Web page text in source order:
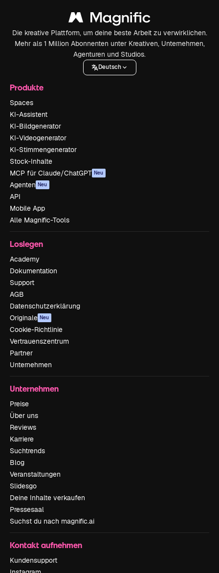
Die kreative Plattform, um deine beste Arbeit zu verwirklichen.
Mehr als 1 Million Abonnenten unter Kreativen, Unternehmen,
Agenturen und Studios.
Deutsch
Produkte
Spaces
KI-Assistent
KI-Bildgenerator
KI-Videogenerator
KI-Stimmengenerator
Stock-Inhalte
MCP für Claude/ChatGPT Neu
Agenten Neu
API
Mobile App
Alle Magnific-Tools
Loslegen
Academy
Dokumentation
Support
AGB
Datenschutzerklärung
Originale Neu
Cookie-Richtlinie
Vertrauenszentrum
Partner
Unternehmen
Unternehmen
Preise
Über uns
Reviews
Karriere
Suchtrends
Blog
Veranstaltungen
Slidesgo
Deine Inhalte verkaufen
Pressesaal
Suchst du nach magnific.ai
Kontakt aufnehmen
Kundensupport